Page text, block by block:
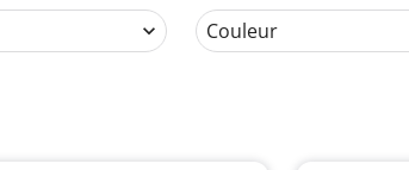
Couleur